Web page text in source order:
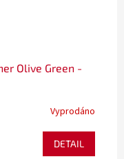
Olive Green -
Vyprodáno
DETAIL